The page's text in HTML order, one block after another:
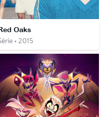
Oaks
• 2015